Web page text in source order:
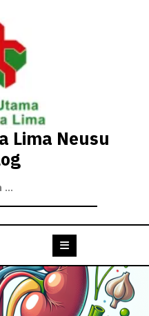
Lima Neusu